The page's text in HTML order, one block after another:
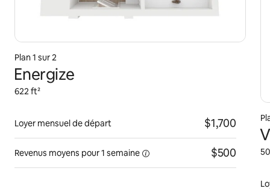
Plan 1 sur 2
Energize
622 ft²
Loyer mensuel de départ $1,700
Revenus moyens pour1 semaine $500